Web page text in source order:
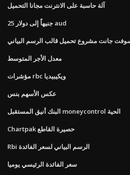
آلة حاسبة على الانترنت مجانا التحميل
25 جنيهاً إلى دولار aud
معدل الأجر المتوسط
مؤشرات rbc ويكيبيديا
عكس الأسهم بنس
البنك أنيق المستقبل moneycontrol الحية
Chartpak حصيرة القاطع
Rbi الرسم البياني لسعر الفائدة
سعر الفائدة الرئيسي يوميا